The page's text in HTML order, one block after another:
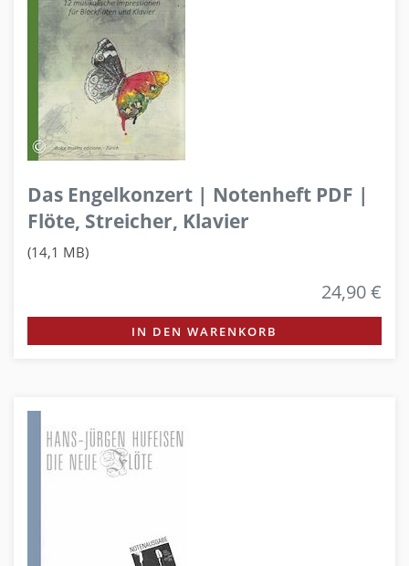
Das Engelkonzert | Notenheft PDF |
Flöte, Streicher, Klavier
(14,1 MB)
24,90 €
IN DEN WARENKORB